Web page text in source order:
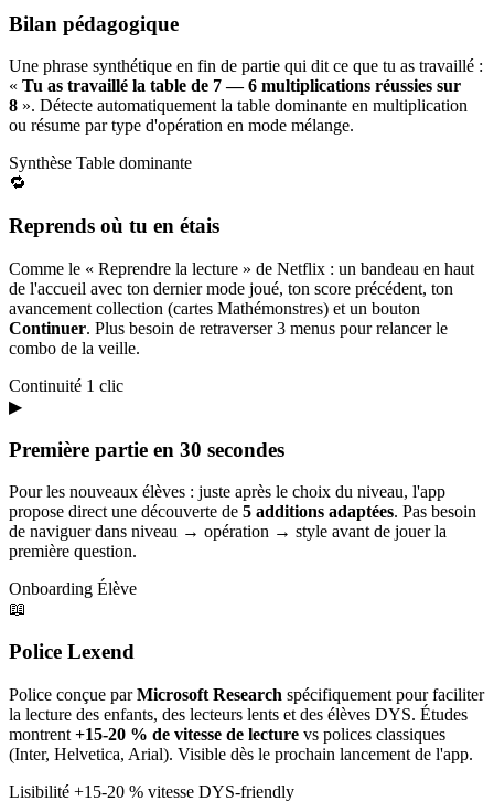
Bilan pédagogique
Une phrase synthétique en fin de partie qui dit ce que tu as travaillé :
« Tu as travaillé la table de 7 — 6 multiplications réussies sur
8 ». Détecte automatiquement la table dominante en multiplication
ou résume par type d'opération en mode mélange.
Synthèse Table dominante
🔁
Reprends où tu en étais
Comme le « Reprendre la lecture » de Netflix : un bandeau en haut
de l'accueil avec ton dernier mode joué, ton score précédent, ton
avancement collection (cartes Mathémonstres) et un bouton
Continuer. Plus besoin de retraverser 3 menus pour relancer le
combo de la veille.
Continuité 1 clic
▶
Première partie en 30 secondes
Pour les nouveaux élèves : juste après le choix du niveau, l'app
propose direct une découverte de 5 additions adaptées. Pas besoin
de naviguer dans niveau → opération → style avant de jouer la
première question.
Onboarding Élève
📖
Police Lexend
Police conçue parMicrosoft Research spécifiquement pour faciliter
la lecture des enfants, des lecteurs lents et des élèves DYS. Études
montrent +15-20 % de vitesse de lecture vs polices classiques
(Inter, Helvetica, Arial). Visible dès le prochain lancement de l'app.
Lisibilité +15-20 % vitesse DYS-friendly